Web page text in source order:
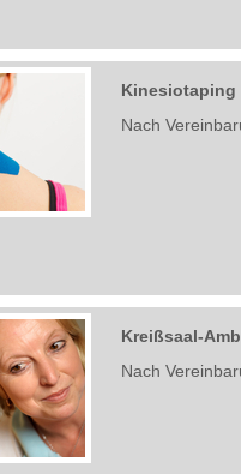
Kinesiotaping
Nach
Kreißsaal-
Nach